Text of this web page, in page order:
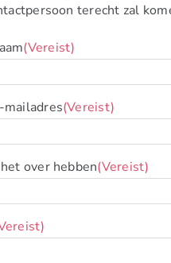
terecht zal
(Vereist)
(Vereist)
over hebben(Vereist)